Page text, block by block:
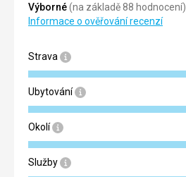
Výborné(na základě 88 hodnocení)
Informace o ověřování recenzí
Strava
Ubytování
Okolí
Služby